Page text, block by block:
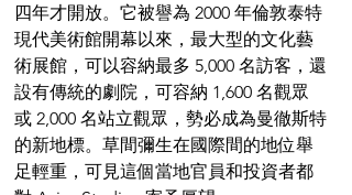
四年才開放。它被譽為 2000 年倫敦泰特
現代美術館開幕以來，最大型的文化藝
術展館，可以容納最多 5,000 名訪客，還
設有傳統的劇院，可容納 1,600 名觀眾
或 2,000 名站立觀眾，勢必成為曼徹斯特
的新地標。草間彌生在國際間的地位舉
足輕重，可見這個當地官員和投資者都